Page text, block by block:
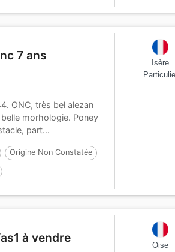
7 ans
ONC, très bel alezan
morhologie. Poney
part...
Origine Non Constatée
Isère
à vendre
Oise